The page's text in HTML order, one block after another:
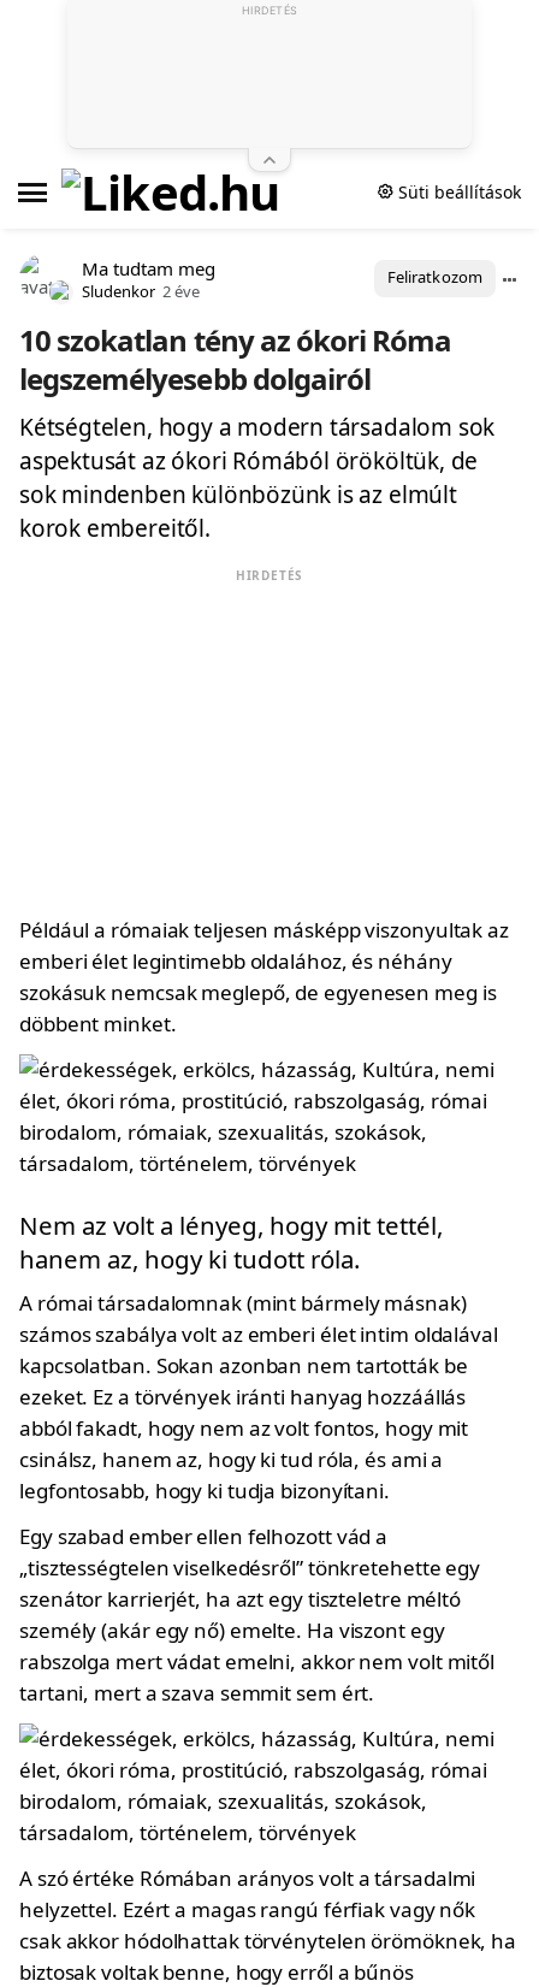
Süti beállítások
Ma tudtam meg
Sludenkor 2 éve
Feliratkozom
10 szokatlan tény az ókori Róma
legszemélyesebb dolgairól
Kétségtelen, hogy a modern társadalom sok
aspektusát az ókori Rómából örököltük, de
sok mindenben különbözünk is az elmúlt
korok embereitől.
HIRDETÉS
Például a rómaiak teljesen másképp viszonyultak az
emberi élet legintimebb oldalához, és néhány
szokásuk nemcsak meglepő, de egyenesen meg is
döbbent minket.
Nem az volt a lényeg, hogy mit tettél,
hanem az, hogy ki tudott róla.
A római társadalomnak (mint bármely másnak)
számos szabálya volt az emberi élet intim oldalával
kapcsolatban. Sokan azonban nem tartották be
ezeket. Ez a törvények iránti hanyag hozzáállás
abból fakadt, hogy nem az volt fontos, hogy mit
csinálsz, hanem az, hogy ki tud róla, és ami a
legfontosabb, hogy ki tudja bizonyítani.
Egy szabad ember ellen felhozott vád a
„tisztességtelen viselkedésről” tönkretehette egy
szenátor karrierjét, ha azt egy tiszteletre méltó
személy (akár egy nő) emelte. Ha viszont egy
rabszolga mert vádat emelni, akkor nem volt mitől
tartani, mert a szava semmit sem ért.
A szó értéke Rómában arányos volt a társadalmi
helyzettel. Ezért a magas rangú férfiak vagy nők
csak akkor hódolhattak törvénytelen örömöknek, ha
biztosak voltak benne, hogy erről a bűnös
HIRDETÉS